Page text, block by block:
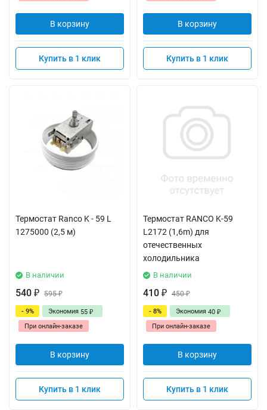
В корзину
Купить в 1 клик
В корзину
Купить в 1 клик
Термостат Ranco K - 59 L
1275000 (2,5 м)
В наличии
540 ₽ 595₽
- 9% Экономия 55 ₽
При онлайн-заказе
В корзину
Купить в 1 клик
Термостат RANCO K-59
L2172 (1,6m) для
отечественных
холодильника
В наличии
410 ₽ 450₽
- 8% Экономия 40 ₽
При онлайн-заказе
В корзину
Купить в 1 клик